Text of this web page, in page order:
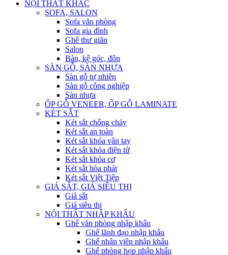
NỘI THẤT KHÁC
SOFA, SALON
Sofa văn phòng
Sofa gia đình
Ghế thư giãn
Salon
Bàn, kệ góc, đôn
SÀN GỖ, SÀN NHỰA
Sàn gỗ tự nhiên
Sàn gỗ công nghiệp
Sàn nhựa
ỐP GỖ VENEER, ỐP GỖ LAMINATE
KÉT SẮT
Két sắt chống cháy
Két sắt an toàn
Két sắt khóa vân tay
Két sắt khóa điện tử
Két sắt khóa cơ
Két sắt hòa phát
Két sắt Việt Tiệp
GIÁ SẮT, GIÁ SIÊU THỊ
Giá sắt
Giá siêu thị
NỘI THẤT NHẬP KHẨU
Ghế văn phòng nhập khẩu
Ghế lãnh đạo nhập khẩu
Ghế nhân viên nhập khẩu
Ghế phòng họp nhập khẩu